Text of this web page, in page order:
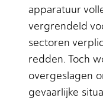
apparatuur
vergrendeld
sectoren
redden. Toch
overgeslagen
gevaarlijke